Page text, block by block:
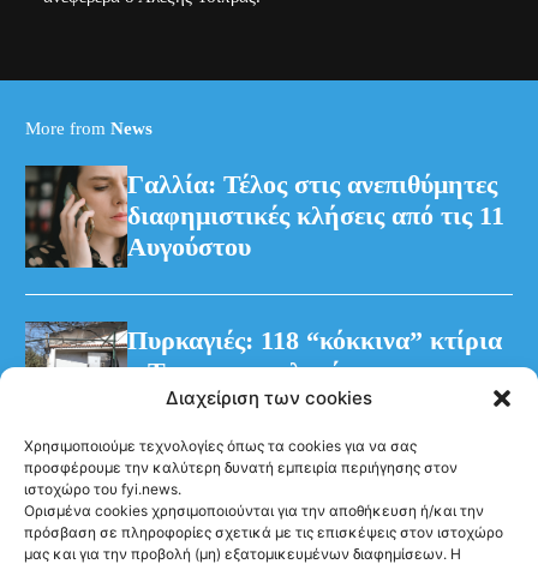
Διαχείριση των cookies
Χρησιμοποιούμε τεχνολογίες όπως τα cookies για να σας
προσφέρουμε την καλύτερη δυνατή εμπειρία περιήγησης στον
ιστοχώρο του fyi.news.
Ορισμένα cookies χρησιμοποιούνται για την αποθήκευση ή/και την
πρόσβαση σε πληροφορίες σχετικά με τις επισκέψεις στον ιστοχώρο
μας και για την προβολή (μη) εξατομικευμένων διαφημίσεων. Η
More from News
Γαλλία: Τέλος στις ανεπιθύμητες
διαφημιστικές κλήσεις από τις 11
Αυγούστου
Πυρκαγιές: 118 “κόκκινα” κτίρια
– Τρεις προφυλακίσεις για τη
φωτιά στη Βοιωτία